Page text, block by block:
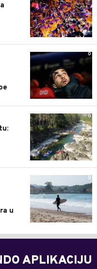
0
0
0
u
APLIKACIJU